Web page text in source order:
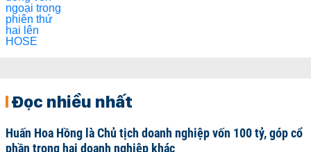
Đọc nhiều nhất
Huấn Hoa Hồng là Chủ tịch doanh nghiệp vốn 100 tỷ, góp cổ
phần trong hai doanh nghiệp khác